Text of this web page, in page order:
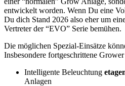
entwickelt worden. Wenn Du eine
Du dich Stand 2026 also eher um
Vertreter der “EVO” Serie bemühen.
Die möglichen Spezial-Einsätze
Insbesondere fortgeschrittene
Intelligente Beleuchtung
Anlagen